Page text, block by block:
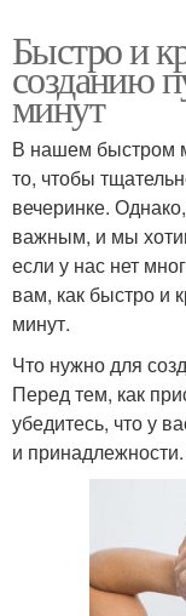
Быстро и
созданию
минут
В нашем быстром
то, чтобы
вечеринке.
важным, и мы
если у нас нет
вам, как быстро и
минут.
Что нужно для
Перед тем, как
убедитесь, что у
и